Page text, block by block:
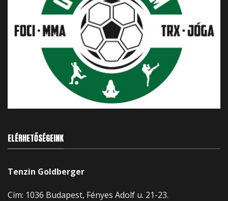
ELÉRHETŐSÉGEINK
Tenzin Goldberger
Cím: 1036 Budapest, Fényes Adolf u. 21-23.